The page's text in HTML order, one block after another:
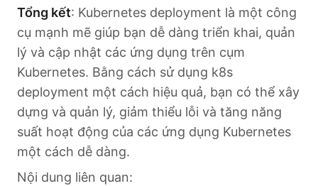
Tổng kết: Kubernetes deployment là một công
cụ mạnh mẽ giúp bạn dễ dàng triển khai, quản
lý và cập nhật các ứng dụng trên cụm
Kubernetes. Bằng cách sử dụng k8s
deployment một cách hiệu quả, bạn có thể xây
dựng và quản lý, giảm thiểu lỗi và tăng năng
suất hoạt động của các ứng dụng Kubernetes
một cách dễ dàng.
Nội dung liên quan: